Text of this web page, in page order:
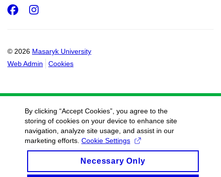
© 2026 Masaryk University
Web Admin
Cookies
Facebook
Instagram
By clicking “Accept Cookies”, you agree to the
storing of cookies on your device to enhance site
navigation, analyze site usage, and assist in our
marketing efforts. Cookie Settings
Necessary Only